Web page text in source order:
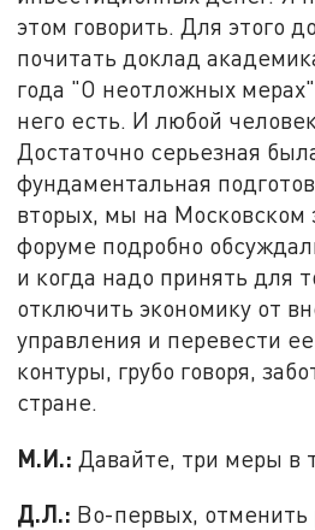
этом говорить. Для этого
почитать доклад
года "О неотложных
него есть. И любой
Достаточно серьезная
фундаментальная
вторых, мы на Московском
форуме подробно
и когда надо принять для
отключить экономику от
управления и перевести
контуры, грубо говоря,
стране.
М.И.: Давайте, три меры в
Д.Л.: Во-первых,